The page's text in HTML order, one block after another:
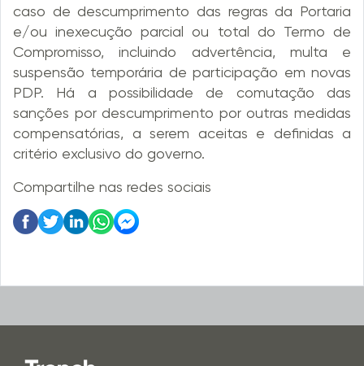
caso de descumprimento das regras da Portaria
e/ou inexecução parcial ou total do Termo de
Compromisso, incluindo advertência, multa e
suspensão temporária de participação em novas
PDP. Há a possibilidade de comutação das
sanções por descumprimento por outras medidas
compensatórias, a serem aceitas e definidas a
critério exclusivo do governo.
Compartilhe nas redes sociais